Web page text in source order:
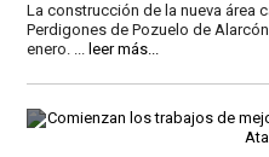
La construcción de la nueva área
Perdigones de Pozuelo de
enero. ... leer más...